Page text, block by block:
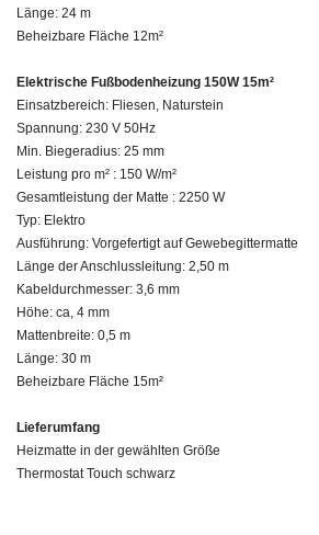
Länge: 24 m
Beheizbare Fläche 12m²
Elektrische Fußbodenheizung 150W 15m²
Einsatzbereich: Fliesen, Naturstein
Spannung: 230 V 50Hz
Min. Biegeradius: 25 mm
Leistung pro m² : 150 W/m²
Gesamtleistung der Matte : 2250 W
Typ: Elektro
Ausführung: Vorgefertigt auf Gewebegittermatte
Länge der Anschlussleitung: 2,50 m
Kabeldurchmesser: 3,6 mm
Höhe: ca, 4 mm
Mattenbreite: 0,5 m
Länge: 30 m
Beheizbare Fläche 15m²
Lieferumfang
Heizmatte in der gewählten Größe
Thermostat Touch schwarz